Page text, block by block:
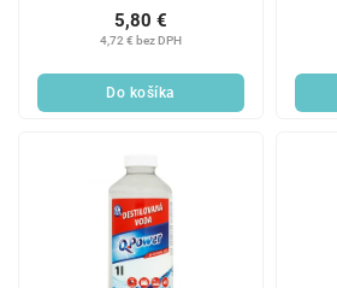
4,72 € bez DPH
5,80 €
Do košíka